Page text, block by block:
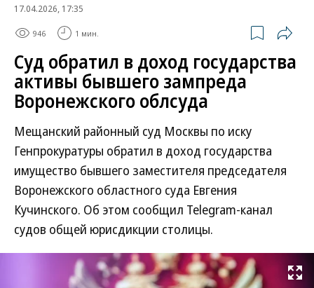
17.04.2026, 17:35
946 1 мин.
Суд обратил в доход государства
активы бывшего зампреда
Воронежского облсуда
Мещанский районный суд Москвы по иску
Генпрокуратуры обратил в доход государства
имущество бывшего заместителя председателя
Воронежского областного суда Евгения
Кучинского. Об этом сообщил Telegram-канал
судов общей юрисдикции столицы.
Развернуть